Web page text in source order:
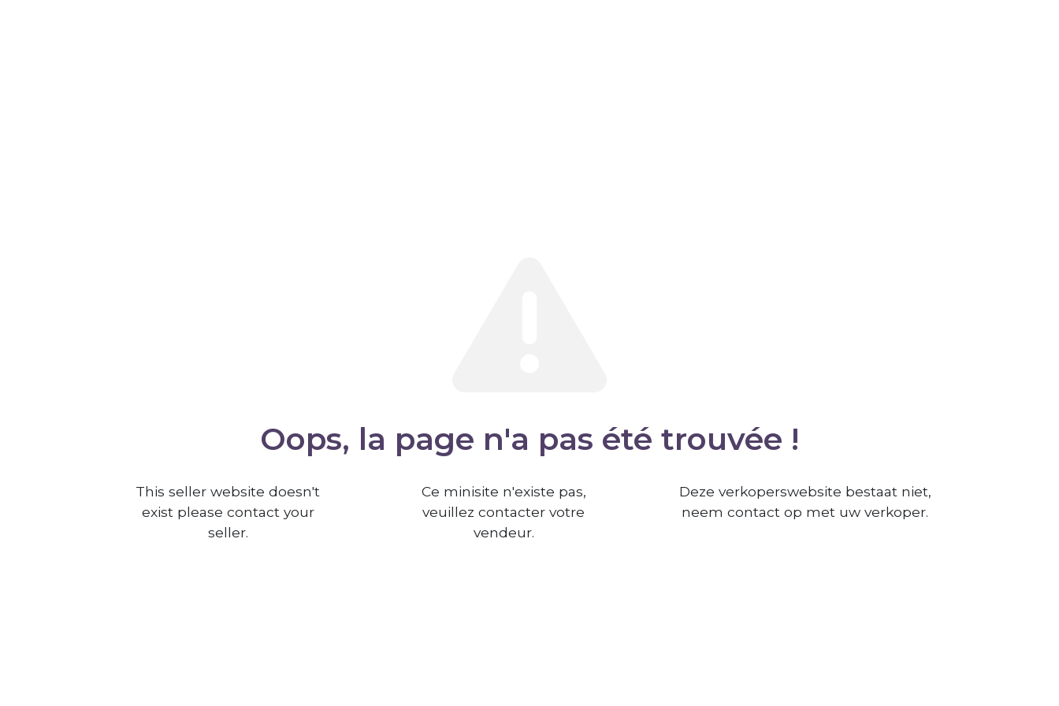
Oops, la page n'a pas été trouvée !
This seller website doesn't
exist please contact your
seller.
Ce minisite n'existe pas,
veuillez contacter votre
vendeur.
Deze verkoperswebsite bestaat niet,
neem contact op met uw verkoper.